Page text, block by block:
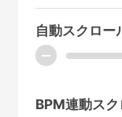
自動スクロー
ー
BPM連動ス